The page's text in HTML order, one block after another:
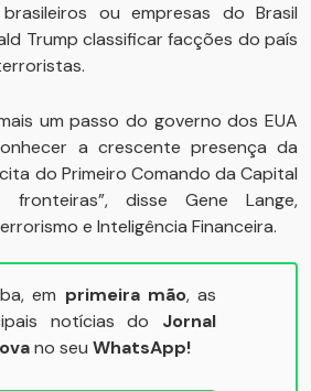
ou empresas do Brasil
Trump classificar facções do país
um passo do governo dos EUA
a crescente presença da
do Primeiro Comando da Capital
disse Gene Lange,
e Inteligência Financeira.
em primeira mão, as
notícias do Jornal
no seu WhatsApp!